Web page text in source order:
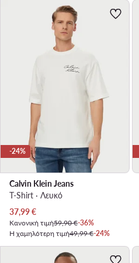
-24%
Calvin Klein Jeans
T-Shirt · Λευκό
Τρέχουσα τιμή
37,99€
Κανονική τιμή59,90 €-36%
Η χαμηλότερη τιμή49,99 €-24%